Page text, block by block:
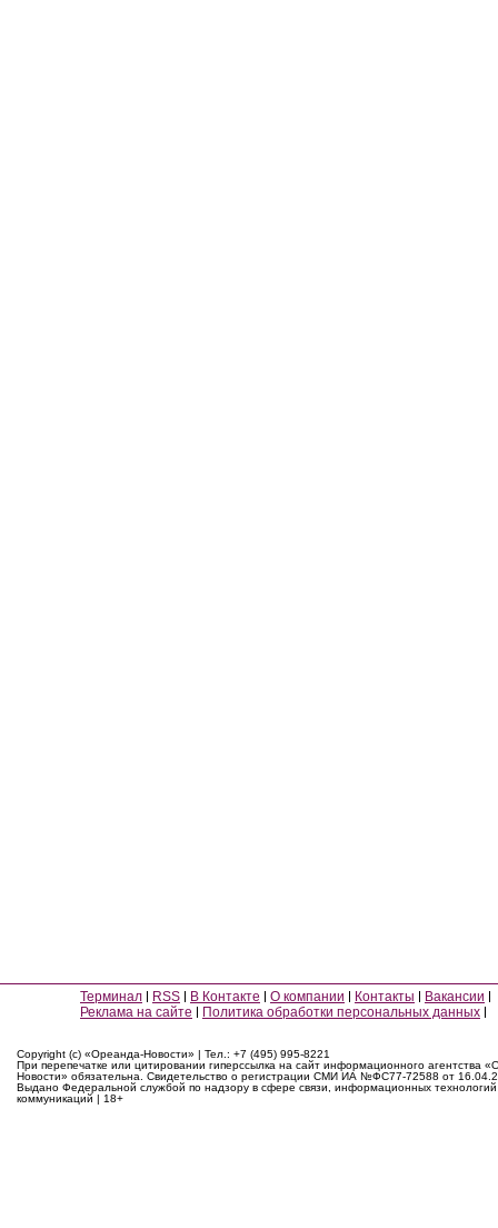
Терминал RSS В Контакте О компании Контакты
Вакансии
Реклама на сайте
Политика обработки персональных данных
Copyright (c) «Ореанда-Новости» | Тел.: +7 (495) 995-8221
При перепечатке или цитировании гиперссылка на сайт информационного агентства
Новости» обязательна. Свидетельство о регистрации СМИ ИА №ФС77-72588 от
Выдано Федеральной службой по надзору в сфере связи, информационных
коммуникаций | 18+